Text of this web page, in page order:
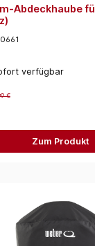
Abdeckhaube
verfügbar
€
Zum Produkt